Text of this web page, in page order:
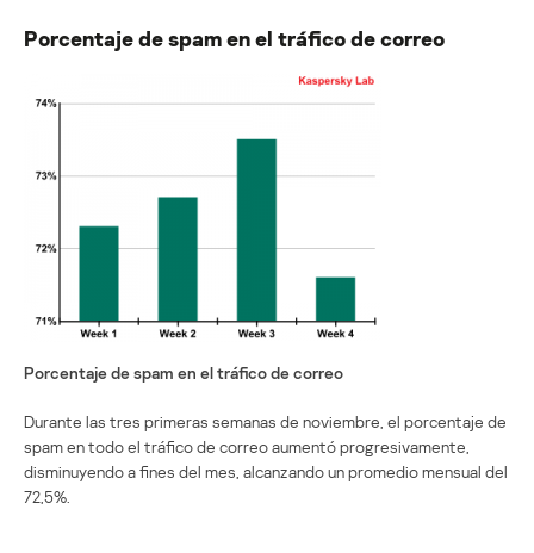
Porcentaje de spam en el tráfico de correo
Porcentaje de spam en el tráfico de correo
Durante las tres primeras semanas de noviembre, el porcentaje de
spam en todo el tráfico de correo aumentó progresivamente,
disminuyendo a fines del mes, alcanzando un promedio mensual del
72,5%.